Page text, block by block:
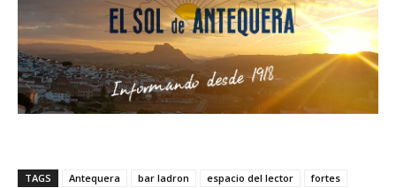
TAGS Antequera bar ladron espacio del lector fortes